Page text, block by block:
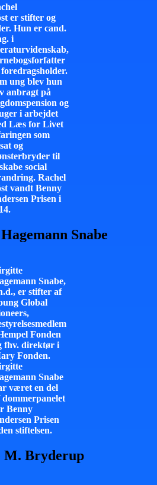
er stifter og
Hun er cand.
i
foredragsholder.
ung blev hun
anbragt på
og
i arbejdet
Læs for Livet
som
og
til
social
Rachel
vandt Benny
Prisen i
Snabe
Snabe,
er stifter af
Global
Fonden
fhv. direktør i
Fonden.
Snabe
været en del
dommerpanelet
Benny
Prisen
stiftelsen.
M. Bryderup